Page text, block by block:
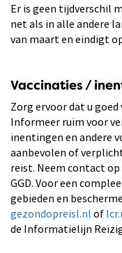
Er is geen tijdverschil
net als in alle andere
van maart en eindigt
Vaccinaties /
Zorg ervoor dat u
Informeer ruim voor
inentingen en andere
aanbevolen of
reist. Neem contact
GGD. Voor een
gebieden en
gezondopreisl.nl of
de Informatielijn